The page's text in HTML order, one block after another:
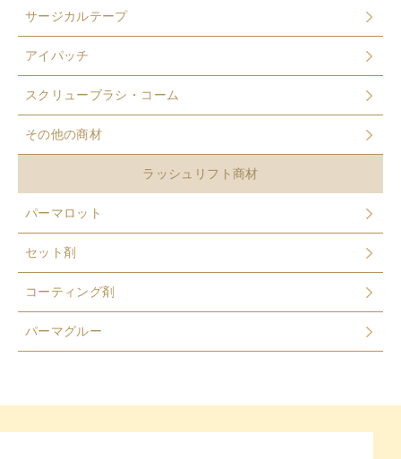
サージカルテープ
アイパッチ
スクリューブラシ・コーム
その他の商材
ラッシュリフト商材
パーマロット
セット剤
コーティング剤
パーマグルー